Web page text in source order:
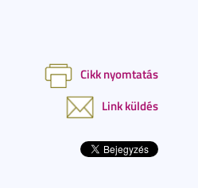
Cikk nyomtatás
Link küldés